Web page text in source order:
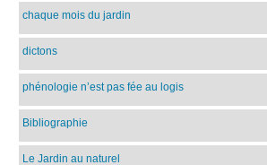
chaque mois du jardin
dictons
phénologie n’est pas fée au logis
Bibliographie
Le Jardin au naturel